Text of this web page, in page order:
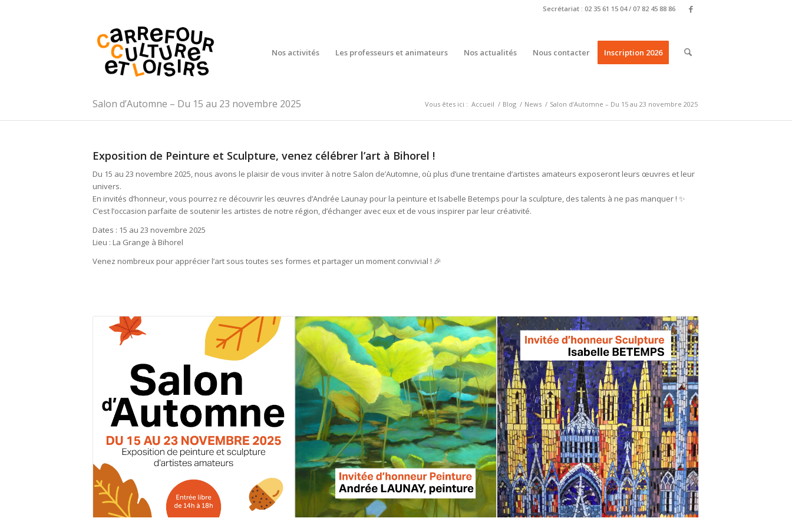
Secrétariat : 02 35 61 15 04 / 07 82 45 88 86
Nos activités Les professeurs et animateurs Nos actualités Nous contacter Inscription 2026
Salon d’Automne – Du 15 au 23 novembre 2025 Vous êtes ici : Accueil / Blog / News / Salon d’Automne – Du 15 au 23 novembre 2025
Exposition de Peinture et Sculpture, venez célébrer l’art à Bihorel !
Du 15 au 23 novembre 2025, nous avons le plaisir de vous inviter à notre Salon de’Automne, où plus d’une trentaine d’artistes amateurs exposeront leurs œuvres et leur
univers.
En invités d’honneur, vous pourrez re découvrir les œuvres d’Andrée Launay pour la peinture et Isabelle Betemps pour la sculpture, des talents à ne pas manquer ! ✨
C’est l’occasion parfaite de soutenir les artistes de notre région, d’échanger avec eux et de vous inspirer par leur créativité.
Dates : 15 au 23 novembre 2025
Lieu : La Grange à Bihorel
Venez nombreux pour apprécier l’art sous toutes ses formes et partager un moment convivial ! 🎉